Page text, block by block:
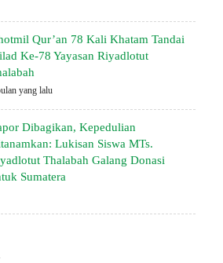
Qur’an 78 Kali Khatam Tandai
Ke-78 Yayasan Riyadlotut
yang lalu
Dibagikan, Kepedulian
Lukisan Siswa MTs.
Thalabah Galang Donasi
Sumatera